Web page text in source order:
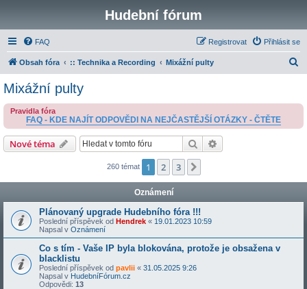
Hudební fórum
FAQ Přihlásit se
Registrovat
Obsah fóra :: Technika a Recording Mixážní pulty
a
Mixážní pulty
Pravidla fóra
FAQ - KDE NAJÍT ODPOVĚDI NA NEJČASTĚJŠÍ OTÁZKY - ČTĚTE
Nové téma Hledat
260 témat 1 2 3
Oznámení
Plánovaný upgrade Hudebního fóra !!!
Poslední příspěvek od Hendrek « 19.01.2023 10:59
Napsal v Oznámení
Co s tím - Vaše IP byla blokována, protože je obsažena v
blacklistu
Poslední příspěvek od pavlii « 31.05.2025 9:26
Napsal v HudebníFórum.cz
Odpovědi: 13